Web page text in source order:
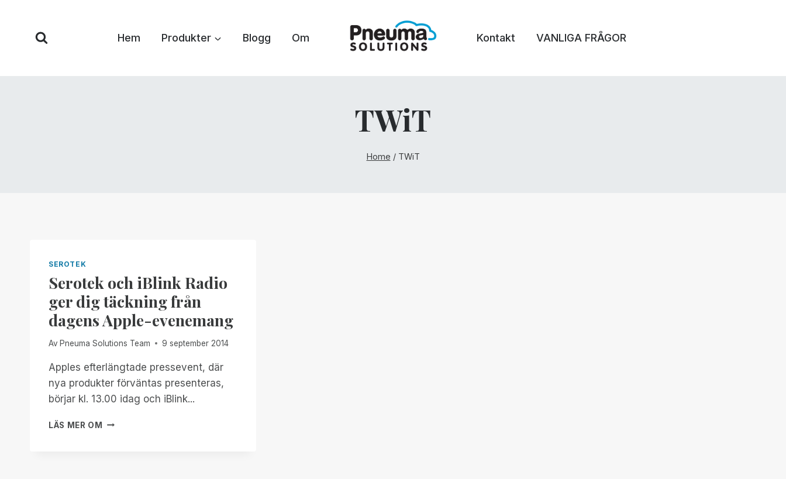
innehåll
Hem Produkter Blogg Om Kontakt VANLIGA FRÅGOR
TWiT
Home / TWiT
SEROTEK
Serotek och iBlink Radio
ger dig täckning från
dagens Apple-evenemang
Av Pneuma Solutions Team 9 september 2014
Apples efterlängtade pressevent, där
nya produkter förväntas presenteras,
börjar kl. 13.00 idag och iBlink...
LÄS MER OM SEROTEK